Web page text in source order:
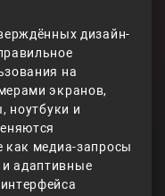
дизайн-
на
экранов,
ноутбуки и
как медиа-запросы
и адаптивные